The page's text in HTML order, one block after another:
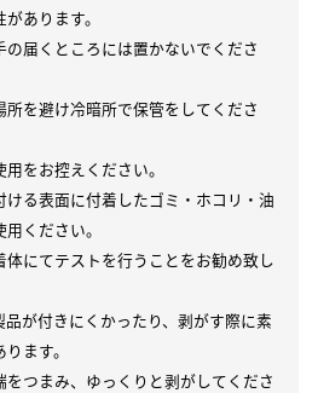
あります。
の届くところには置かないでくださ
所を避け冷暗所で保管をしてくださ
をお控えください。
ける表面に付着したゴミ・ホコリ・油
ください。
体にてテストを行うことをお勧め致し
品が付きにくかったり、剥がす際に素
ます。
をつまみ、ゆっくりと剥がしてくださ